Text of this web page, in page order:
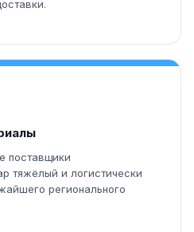
поставщики
тяжёлый и логистически
регионального